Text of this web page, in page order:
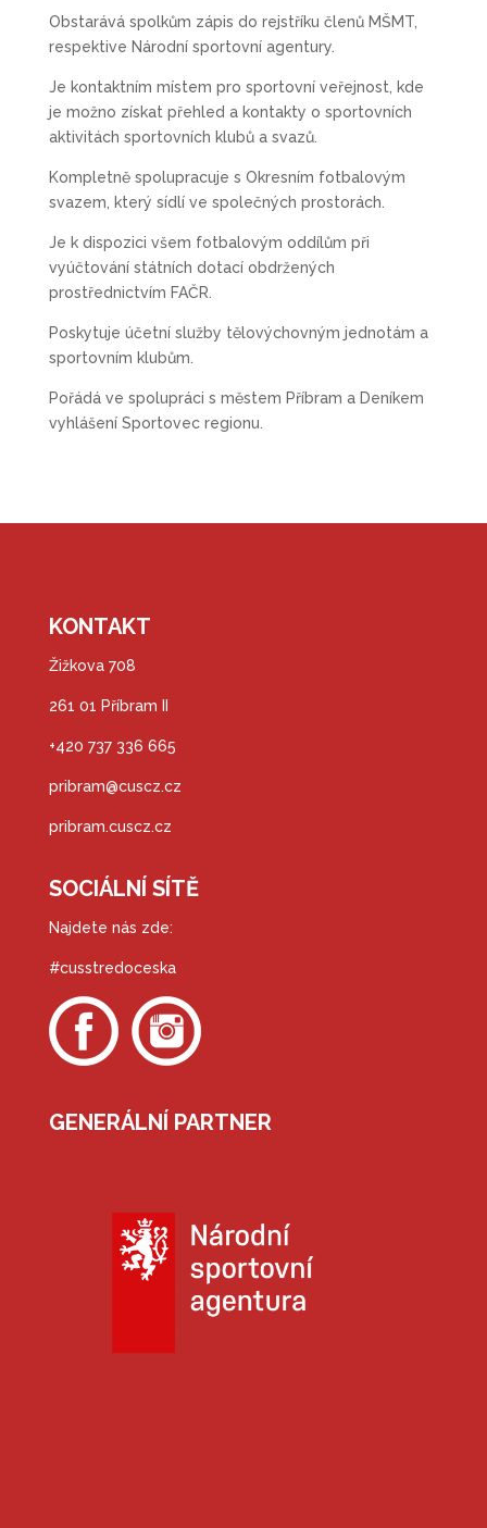
Obstarává spolkům zápis do rejstříku členů MŠMT,
respektive Národní sportovní agentury.
Je kontaktním místem pro sportovní veřejnost, kde
je možno získat přehled a kontakty o sportovních
aktivitách sportovních klubů a svazů.
Kompletně spolupracuje s Okresním fotbalovým
svazem, který sídlí ve společných prostorách.
Je k dispozici všem fotbalovým oddílům při
vyúčtování státních dotací obdržených
prostřednictvím FAČR.
Poskytuje účetní služby tělovýchovným jednotám a
sportovním klubům.
Pořádá ve spolupráci s městem Příbram a Deníkem
vyhlášení Sportovec regionu.
KONTAKT
Žižkova 708
261 01 Příbram II
+420 737 336 665
pribram@cuscz.cz
pribram.cuscz.cz
SOCIÁLNÍ SÍTĚ
Najdete nás zde:
#cusstredoceska
GENERÁLNÍ PARTNER